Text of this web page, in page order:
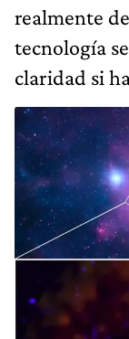
realmente
tecnología
claridad si